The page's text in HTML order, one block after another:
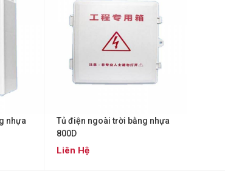
nhựa
Tủ điện ngoài trời bằng nhựa
800D
Liên Hệ